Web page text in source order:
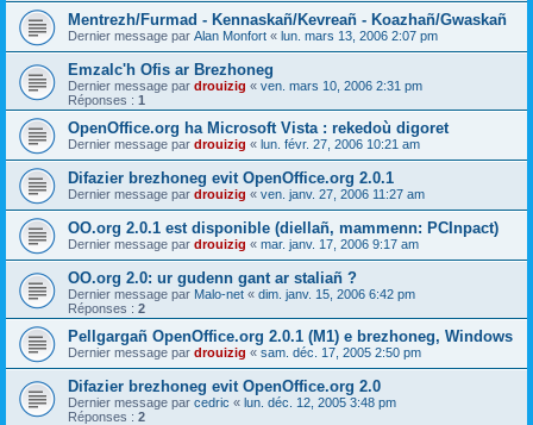
Mentrezh/Furmad - Kennaskañ/Kevreañ - Koazhañ/Gwaskañ
Dernier message par Alan Monfort « lun. mars 13, 2006 2:07 pm
Emzalc'h Ofis ar Brezhoneg
Dernier message par drouizig « ven. mars 10, 2006 2:31 pm
Réponses : 1
OpenOffice.org ha Microsoft Vista : rekedoù digoret
Dernier message par drouizig « lun. févr. 27, 2006 10:21 am
Difazier brezhoneg evit OpenOffice.org 2.0.1
Dernier message par drouizig « ven. janv. 27, 2006 11:27 am
OO.org 2.0.1 est disponible (diellañ, mammenn: PCInpact)
Dernier message par drouizig « mar. janv. 17, 2006 9:17 am
OO.org 2.0: ur gudenn gant ar staliañ ?
Dernier message par Malo-net « dim. janv. 15, 2006 6:42 pm
Réponses : 2
Pellgargañ OpenOffice.org 2.0.1 (M1) e brezhoneg, Windows
Dernier message par drouizig « sam. déc. 17, 2005 2:50 pm
Difazier brezhoneg evit OpenOffice.org 2.0
Dernier message par cedric « lun. déc. 12, 2005 3:48 pm
Réponses : 2